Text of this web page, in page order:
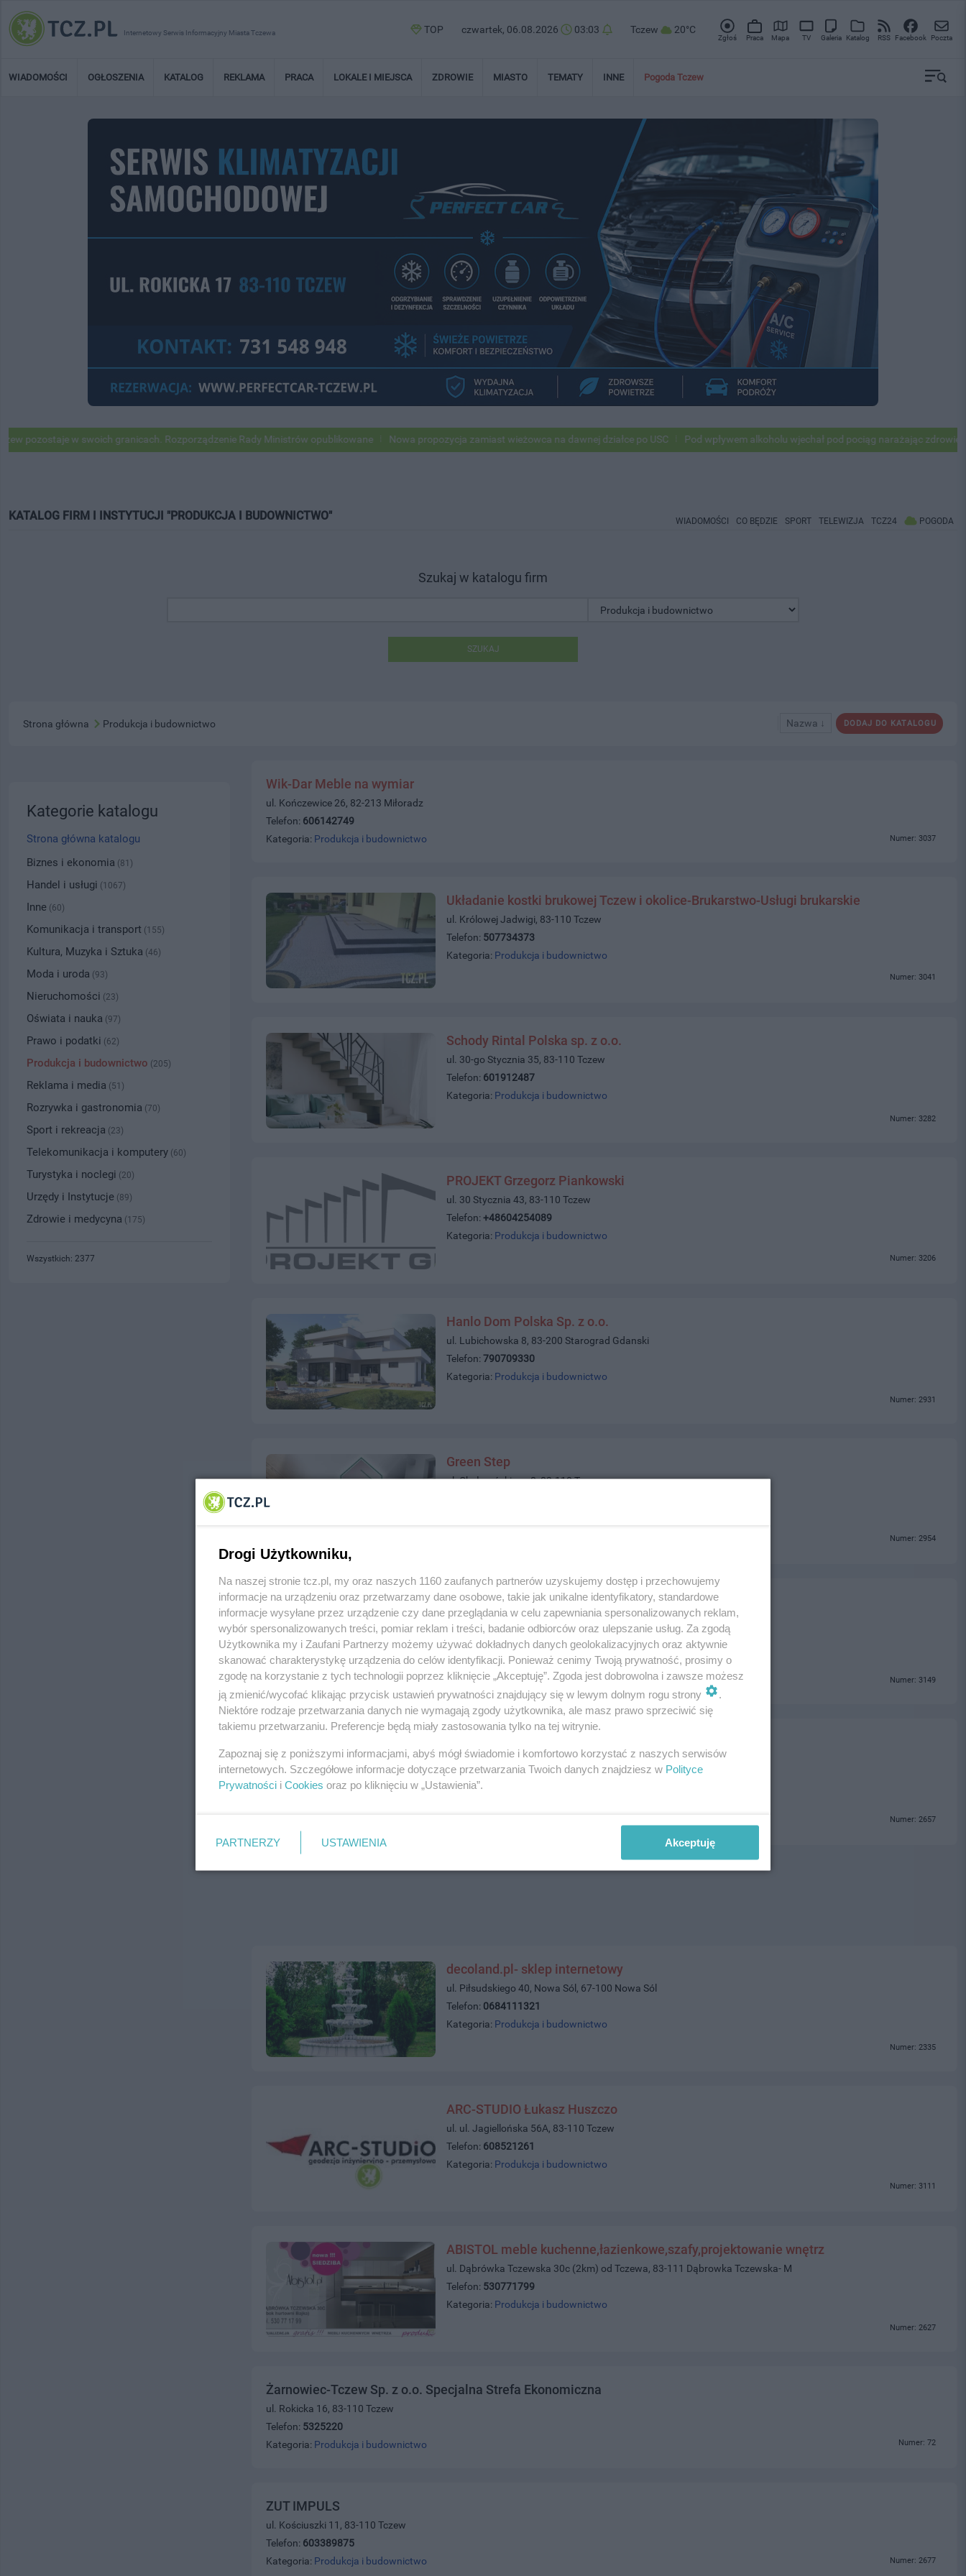
Internetowy Serwis Informacyjny Miasta Tczewa TOP czwartek, 06.08.2026 03:03 Tczew 20°C
Zgłoś Praca Mapa TV Galeria Katalog RSS Facebook Poczta
WIADOMOŚCI OGŁOSZENIA KATALOG REKLAMA PRACA LOKALE I MIEJSCA ZDROWIE MIASTO TEMATY INNE Pogoda Tczew
w swoich granicach. Rozporządzenie Rady Ministrów opublikowane Nowa propozycja zamiast wieżowca na dawnej działce po USC Pod wpływem alkoholu wjechał pod pociąg narażając zdrowie i życie ok
KATALOG FIRM I INSTYTUCJI "PRODUKCJA I BUDOWNICTWO" WIADOMOŚCI CO BĘDZIE SPORT TELEWIZJA TCZ24 POGODA
Szukaj w katalogu firm
SZUKAJ
DODAJ DO KATALOGU
Nazwa ↓
Strona główna Produkcja i budownictwo
Wik-Dar Meble na wymiar
ul. Kończewice 26, 82-213 Miłoradz
Telefon: 606142749
Kategoria: Produkcja i budownictwo Numer: 3037
Układanie kostki brukowej Tczew i okolice-Brukarstwo-Usługi brukarskie
ul. Królowej Jadwigi, 83-110 Tczew
Telefon: 507734373
Kategoria: Produkcja i budownictwo
Numer: 3041
Schody Rintal Polska sp. z o.o.
ul. 30-go Stycznia 35, 83-110 Tczew
Telefon: 601912487
Kategoria: Produkcja i budownictwo
Numer: 3282
PROJEKT Grzegorz Piankowski
ul. 30 Stycznia 43, 83-110 Tczew
Telefon:+48604254089
Kategoria: Produkcja i budownictwo
Numer: 3206
Hanlo Dom Polska Sp. z o.o.
ul. Lubichowska 8, 83-200 Starograd Gdanski
Telefon:790709330
Kategoria: Produkcja i budownictwo
Numer: 2931
Green Step
ul. Chełmońskiego 8, 83-110 Tczew
Numer: 2954
Gamar Sp. z o.o. S.K. Producent opakowań kartonowych
ul. ul. Świerkowa 13, 83-130 Pelplin
Telefon: +48585361589
Kategoria:Produkcja i budownictwo
Numer: 3149
ul. Kazimierza Wielkiego b/n, 83-110 Tczew
Telefon:
585302310508072360500395500
Numer: 2657
decoland.pl- sklep internetowy
ul. Piłsudskiego 40, Nowa Sól, 67-100 Nowa Sól
Telefon: 0684111321
Kategoria: Produkcja i budownictwo
Numer: 2335
ARC-STUDIO Łukasz Huszczo
ul. ul. Jagiellońska 56A, 83-110 Tczew
Telefon: 608521261
Kategoria: Produkcja i budownictwo
Numer: 3111
ABISTOL meble kuchenne,łazienkowe,szafy,projektowanie wnętrz
ul. Dąbrówka Tczewska 30c (2km) od Tczewa, 83-111 Dąbrowka Tczewska- M
Telefon: 530771799
Kategoria: Produkcja i budownictwo
Numer: 2627
Żarnowiec-Tczew Sp. z o.o. Specjalna Strefa Ekonomiczna
ul. Rokicka 16, 83-110 Tczew
Telefon: 5325220
Kategoria: Produkcja i budownictwo Numer: 72
ZUT IMPULS
ul. Kościuszki 11, 83-110 Tczew
Telefon: 603389875
Kategoria: Produkcja i budownictwo Numer: 2677
Kategorie katalogu
Strona główna katalogu
Biznes i ekonomia (81)
Handel i usługi (1067)
Inne (60)
Komunikacja i transport (155)
Kultura, Muzyka i Sztuka (46)
Moda i uroda (93)
Nieruchomości (23)
Oświata i nauka (97)
Prawo i podatki (62)
Produkcja i budownictwo (205)
Reklama i media (51)
Rozrywka i gastronomia (70)
Sport i rekreacja (23)
Telekomunikacja i komputery (60)
Turystyka i noclegi (20)
Urzędy i Instytucje (89)
Zdrowie i medycyna (175)
Wszystkich: 2377
Drogi Użytkowniku,
Na naszej stronie tcz.pl, my oraz naszych 1160 zaufanych partnerów uzyskujemy dostęp i przechowujemy
informacje na urządzeniu oraz przetwarzamy dane osobowe, takie jak unikalne identyfikatory, standardowe
informacje wysyłane przez urządzenie czy dane przeglądania w celu zapewniania spersonalizowanych reklam,
wybór spersonalizowanych treści, pomiar reklam i treści, badanie odbiorców oraz ulepszanie usług. Za zgodą
Użytkownika my i Zaufani Partnerzy możemy używać dokładnych danych geolokalizacyjnych oraz aktywnie
skanować charakterystykę urządzenia do celów identyfikacji. Ponieważ cenimy Twoją prywatność, prosimy o
zgodę na korzystanie z tych technologii poprzez kliknięcie „Akceptuję”. Zgoda jest dobrowolna i zawsze możesz
ją zmienić/wycofać klikając przycisk ustawień prywatności znajdujący się w lewym dolnym rogu strony
.
Niektóre rodzaje przetwarzania danych nie wymagają zgody użytkownika, ale masz prawo sprzeciwić się
takiemu przetwarzaniu. Preferencje będą miały zastosowania tylko na tej witrynie.
Zapoznaj się z poniższymi informacjami, abyś mógł świadomie i komfortowo korzystać z naszych serwisów
internetowych. Szczegółowe informacje dotyczące przetwarzania Twoich danych znajdziesz w Polityce
Prywatności i Cookies oraz po kliknięciu w „Ustawienia”.
PARTNERZY USTAWIENIA Akceptuję